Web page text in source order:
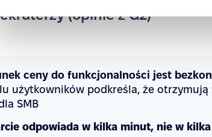
(opinie z G2)
ceny do funkcjonalności jest
użytkowników podkreśla, że otrzymują
SMB
odpowiada w kilka minut, nie w